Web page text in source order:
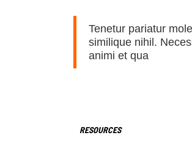
Tenetur pariatur
similique nihil.
animi et qua
RESOURCES